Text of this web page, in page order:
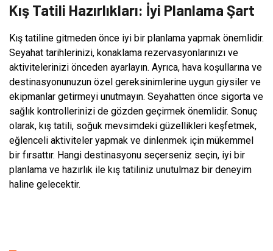
Kış Tatili Hazırlıkları: İyi Planlama Şart
Kış tatiline gitmeden önce iyi bir planlama yapmak önemlidir.
Seyahat tarihlerinizi, konaklama rezervasyonlarınızı ve
aktivitelerinizi önceden ayarlayın. Ayrıca, hava koşullarına ve
destinasyonunuzun özel gereksinimlerine uygun giysiler ve
ekipmanlar getirmeyi unutmayın. Seyahatten önce sigorta ve
sağlık kontrollerinizi de gözden geçirmek önemlidir. Sonuç
olarak, kış tatili, soğuk mevsimdeki güzellikleri keşfetmek,
eğlenceli aktiviteler yapmak ve dinlenmek için mükemmel
bir fırsattır. Hangi destinasyonu seçerseniz seçin, iyi bir
planlama ve hazırlık ile kış tatiliniz unutulmaz bir deneyim
haline gelecektir.